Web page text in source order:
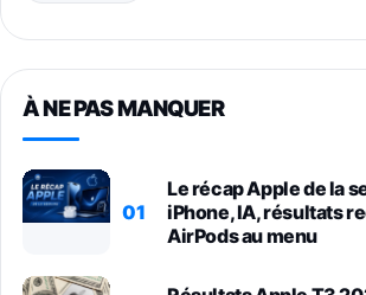
À NE PAS MANQUER
01
Le récap Apple de la
iPhone, IA, résultats
AirPods au menu